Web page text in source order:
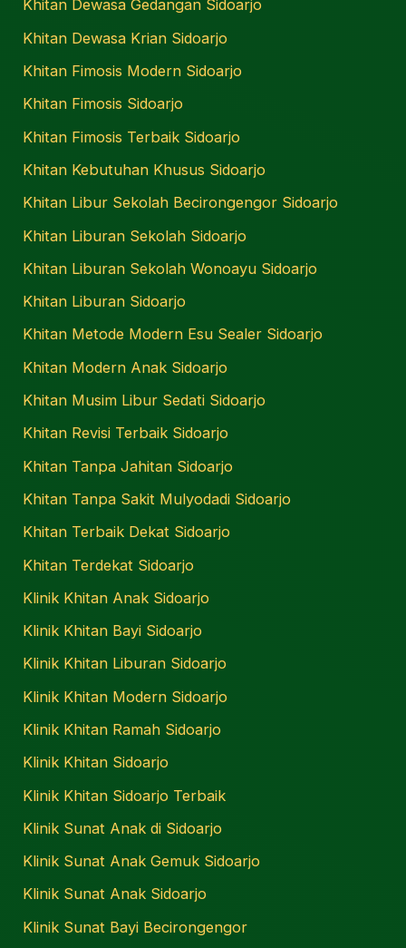
Khitan Dewasa Gedangan Sidoarjo
Khitan Dewasa Krian Sidoarjo
Khitan Fimosis Modern Sidoarjo
Khitan Fimosis Sidoarjo
Khitan Fimosis Terbaik Sidoarjo
Khitan Kebutuhan Khusus Sidoarjo
Khitan Libur Sekolah Becirongengor Sidoarjo
Khitan Liburan Sekolah Sidoarjo
Khitan Liburan Sekolah Wonoayu Sidoarjo
Khitan Liburan Sidoarjo
Khitan Metode Modern Esu Sealer Sidoarjo
Khitan Modern Anak Sidoarjo
Khitan Musim Libur Sedati Sidoarjo
Khitan Revisi Terbaik Sidoarjo
Khitan Tanpa Jahitan Sidoarjo
Khitan Tanpa Sakit Mulyodadi Sidoarjo
Khitan Terbaik Dekat Sidoarjo
Khitan Terdekat Sidoarjo
Klinik Khitan Anak Sidoarjo
Klinik Khitan Bayi Sidoarjo
Klinik Khitan Liburan Sidoarjo
Klinik Khitan Modern Sidoarjo
Klinik Khitan Ramah Sidoarjo
Klinik Khitan Sidoarjo
Klinik Khitan Sidoarjo Terbaik
Klinik Sunat Anak di Sidoarjo
Klinik Sunat Anak Gemuk Sidoarjo
Klinik Sunat Anak Sidoarjo
Klinik Sunat Bayi Becirongengor